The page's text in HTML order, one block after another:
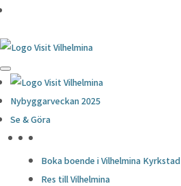
Nybyggarveckan 2025
Se & Göra
Boka boende i Vilhelmina Kyrkstad
Res till Vilhelmina